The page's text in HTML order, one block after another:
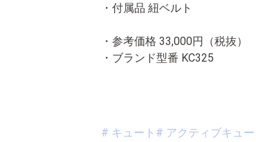
・付属品 紐ベルト
・参考価格 33,000円（税抜）
・ブランド型番 KC325
# キュート # アクティブキュ